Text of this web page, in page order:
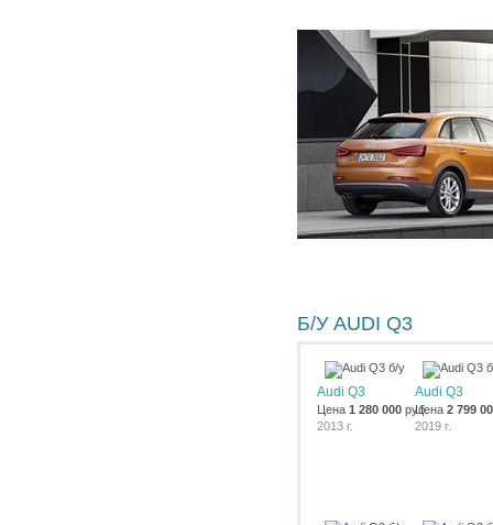
Б/У AUDI Q3
Audi Q3
Цена 1 280 000 руб.
2013 г.
Audi Q3
Цена 2 799
2019 г.